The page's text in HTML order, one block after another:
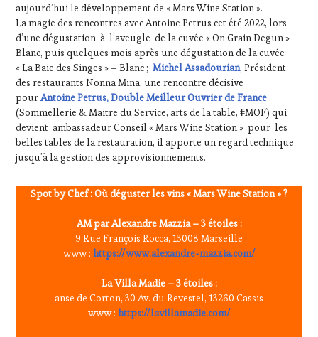
aujourd’hui le développement de « Mars Wine Station ».
La magie des rencontres avec Antoine Petrus cet été 2022, lors
d’une dégustation à l’aveugle de la cuvée « On Grain Degun »
Blanc, puis quelques mois après une dégustation de la cuvée
« La Baie des Singes » – Blanc ;Michel Assadourian, Président
des restaurants Nonna Mina, une rencontre décisive
pourAntoine Petrus, Double Meilleur Ouvrier de France
(Sommellerie & Maitre du Service, arts de la table, #MOF) qui
devient ambassadeur Conseil « Mars Wine Station » pour les
belles tables de la restauration, il apporte un regard technique
jusqu’à la gestion des approvisionnements.
Spot by Chef : Où déguster les vins « Mars Wine Station » ?
AM par Alexandre Mazzia – 3 étoiles :
9 Rue François Rocca, 13008 Marseille
www : https://www.alexandre-mazzia.com/
La Villa Madie – 3 étoiles :
anse de Corton, 30 Av. du Revestel, 13260 Cassis
www : https://lavillamadie.com/